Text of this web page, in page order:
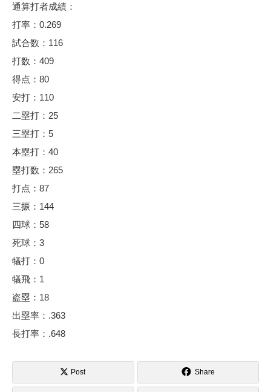
通算打者成績：
打率：0.269
試合数：116
打数：409
得点：80
安打：110
二塁打：25
三塁打：5
本塁打：40
塁打数：265
打点：87
三振：144
四球：58
死球：3
犠打：0
犠飛：1
盗塁：18
出塁率：.363
長打率：.648
Post Share